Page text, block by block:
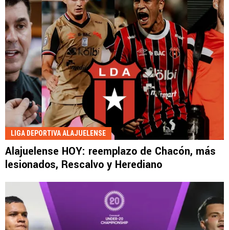
LIGA DEPORTIVA ALAJUELENSE
Alajuelense HOY: reemplazo de Chacón, más
lesionados, Rescalvo y Herediano